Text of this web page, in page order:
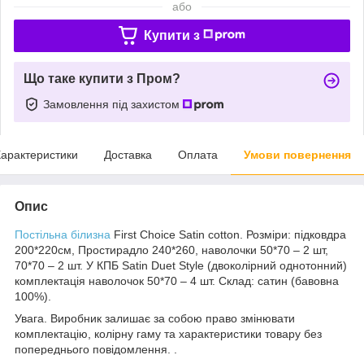
або
Купити з
Що таке купити з Пром?
Замовлення під захистом
Доставка Оплата Умови повернення
Опис
Постільна білизна First Choice Satin cotton. Розміри: підковдра
200*220см, Простирадло 240*260, наволочки 50*70 – 2 шт,
70*70 – 2 шт. У КПБ Satin Duet Style (двоколірний однотонний)
комплектація наволочок 50*70 – 4 шт. Склад: сатин (бавовна
100%).
Увага. Виробник залишає за собою право змінювати
комплектацію, колірну гаму та характеристики товару без
попереднього повідомлення. .